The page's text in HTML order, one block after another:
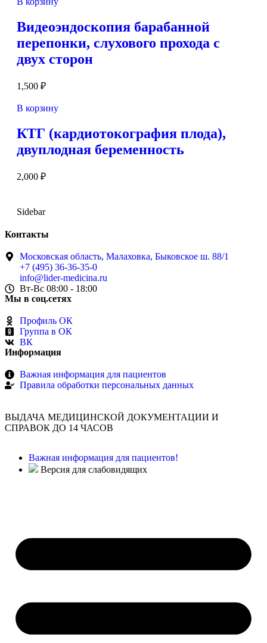
Видеоэндоскопия барабанной
перепонки, слухового прохода с
двух сторон
1,500 ₽
В корзину
КТГ (кардиотокография плода),
двуплодная беременность
2,000 ₽
Sidebar
Контакты
Московская область, Малаховка, Быковское ш. 88/1
+7 (495) 36-36-35-0
info@lider-medicina.ru
Вт-Вс 08:00 - 18:00
Мы в соц.сетях
Профиль ОК
Группа в ОК
ВК
Информация
Важная информация для пациентов
Правила обработки персональных данных
ВЫДАЧА МЕДИЦИНСКОЙ ДОКУМЕНТАЦИИ И
СПРАВОК ДО 14 ЧАСОВ
Важная информация для пациентов!
Версия для слабовидящих